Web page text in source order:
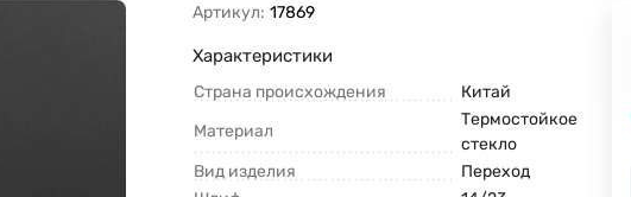
Артикул: 17869
Характеристики
Страна происхождения
Китай
Материал
Термостойкое
стекло
Вид изделия
Переход